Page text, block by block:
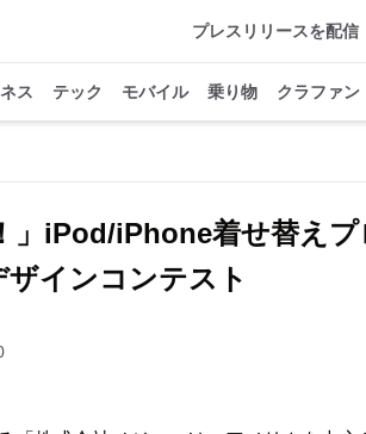
プレスリリースを配信
ス テック モバイル 乗り物 クラファン
」iPod/iPhone着せ替え
ザインコンテスト